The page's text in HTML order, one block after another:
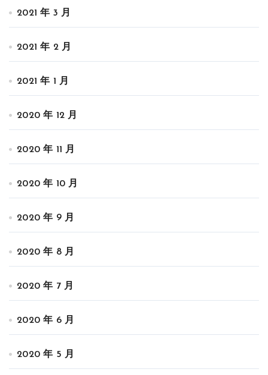
2021 年 3 月
2021 年 2 月
2021 年 1 月
2020 年 12 月
2020 年 11 月
2020 年 10 月
2020 年 9 月
2020 年 8 月
2020 年 7 月
2020 年 6 月
2020 年 5 月